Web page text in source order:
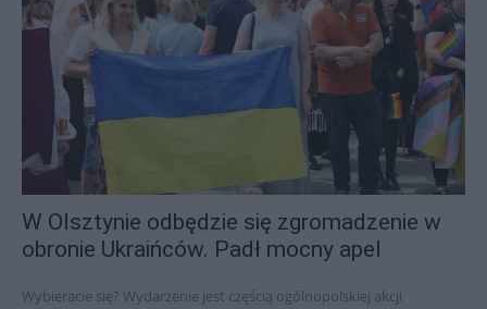
W Olsztynie odbędzie się zgromadzenie w
obronie Ukraińców. Padł mocny apel
Wybieracie się? Wydarzenie jest częścią ogólnopolskiej akcji